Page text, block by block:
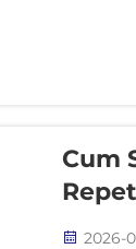
Cum
2026-